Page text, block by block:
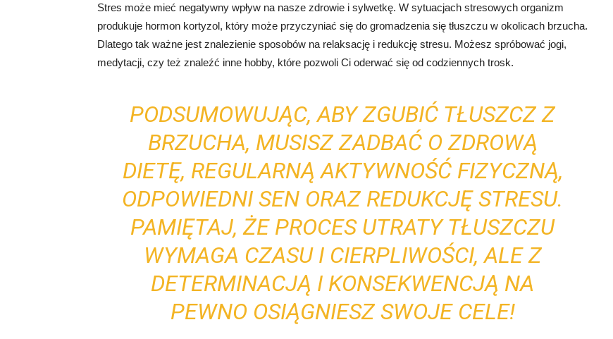
Stres może mieć negatywny wpływ na nasze zdrowie i sylwetkę. W sytuacjach stresowych organizm
produkuje hormon kortyzol, który może przyczyniać się do gromadzenia się tłuszczu w okolicach brzucha.
Dlatego tak ważne jest znalezienie sposobów na relaksację i redukcję stresu. Możesz spróbować jogi,
medytacji, czy też znaleźć inne hobby, które pozwoli Ci oderwać się od codziennych trosk.
PODSUMOWUJĄC, ABY ZGUBIĆ TŁUSZCZ Z
BRZUCHA, MUSISZ ZADBAĆ O ZDROWĄ
DIETĘ, REGULARNĄ AKTYWNOŚĆ FIZYCZNĄ,
ODPOWIEDNI SEN ORAZ REDUKCJĘ STRESU.
PAMIĘTAJ, ŻE PROCES UTRATY TŁUSZCZU
WYMAGA CZASU I CIERPLIWOŚCI, ALE Z
DETERMINACJĄ I KONSEKWENCJĄ NA
PEWNO OSIĄGNIESZ SWOJE CELE!